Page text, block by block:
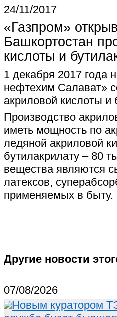
24/11/2017
«Газпром»
Башкортостан
кислоты и
1 декабря 2017
нефтехим Салават»
акриловой кислоты и
Производство
иметь мощность по
ледяной акриловой
бутилакрилату – 80
вещества являются
латексов,
применяемых в
Другие новости
07/08/2026
Новым куратором